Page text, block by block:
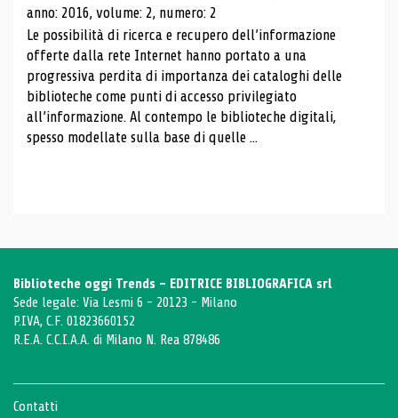
anno: 2016, volume: 2, numero: 2
Le possibilità di ricerca e recupero dell’informazione
offerte dalla rete Internet hanno portato a una
progressiva perdita di importanza dei cataloghi delle
biblioteche come punti di accesso privilegiato
all’informazione. Al contempo le biblioteche digitali,
spesso modellate sulla base di quelle ...
Biblioteche oggi Trends - EDITRICE BIBLIOGRAFICA srl
Sede legale: Via Lesmi 6 - 20123 - Milano
P.IVA, C.F. 01823660152
R.E.A. C.C.I.A.A. di Milano N. Rea 878486
Contatti